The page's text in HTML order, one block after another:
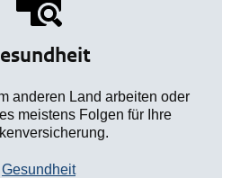
anderen Land arbeiten oder
meistens Folgen für Ihre
Gesundheit